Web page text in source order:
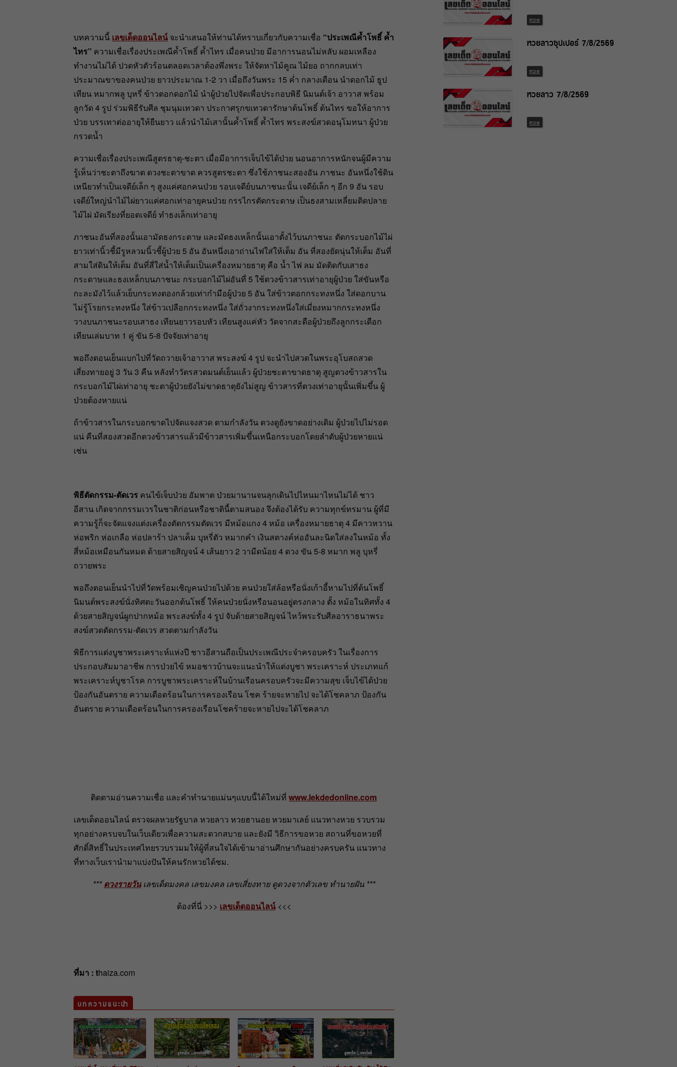
บทความนี้ เลขเด็ดออนไลน์ จะนำเสนอให้ท่านได้ทราบเกี่ยวกับความเชื่อ “ประเพณีค้ำโพธิ์ ค้ำ
ไทร” ความเชื่อเรื่องประเพณีค้ำโพธิ์ ค้ำไทร เมื่อคนป่วย มีอาการนอนไม่หลับ ผอมเหลือง
ทำงานไม่ได้ ปวดหัวตัวร้อนตลอดเวลาต้องพึ่งพระ ให้จัดหาไม้คูณ ไม้ยอ ถากกลบเท่า
ประมาณขาของคนป่วย ยาวประมาณ 1-2 วา เมื่อถึงวันพระ 15 ค่ำ กลางเดือน นำดอกไม้ ธูป
เทียน หมากพลู บุหรี่ ข้าวตอกดอกไม้ นำผู้ป่วยไปจัดเพื่อประกอบพิธี นิมนต์เจ้า อาวาส พร้อม
ลูกวัด 4 รูป ร่วมพิธีรับศีล ชุมนุมเทวดา ประกาศรุกขเทวดารักษาต้นโพธิ์ ต้นไทร ขอให้อาการ
ป่วย บรรเทาต่ออายุให้ยืนยาว แล้วนำไม้เสานั้นค้ำโพธิ์ ค้ำไทร พระสงฆ์สวดอนุโมทนา ผู้ป่วย
กรวดน้ำ
ความเชื่อเรื่องประเพณีสูตรธาตุ-ชะตา เมื่อมีอาการเจ็บไข้ได้ป่วย นอนอาการหนักจนผู้มีความ
รู้เห็นว่าชะตาถึงฆาต ดวงชะตาขาด ควรสูตรชะตา ซึ่งใช้ภาชนะสองอัน ภาชนะ อันหนึ่งใช้ดิน
เหนียวทำเป็นเจดีย์เล็ก ๆ สูงแค่ศอกคนป่วย รอบเจดีย์บนภาชนะนั้น เจดีย์เล็ก ๆ อีก 9 อัน รอบ
เจดีย์ใหญ่นำไม้ไผ่ยาวแค่ศอกเท่าอายุคนป่วย กรรไกรตัดกระดาษ เป็นธงสามเหลี่ยมติดปลาย
ไม้ไผ่ มัดเรียงที่ยอดเจดีย์ ทำธงเล็กเท่าอายุ
ภาชนะอันที่สองนั้นเอามัดธงกระดาษ และมัดธงเหล็กนั้นเอาตั้งไว้บนภาชนะ ตัดกระบอกไม้ไผ่
ยาวเท่านิ้วชี้มีรูหลวมนิ้วชี้ผู้ป่วย 5 อัน อันหนึ่งเอาถ่านไฟใส่ให้เต็ม อัน ที่สองยัดนุ่นให้เต็ม อันที่
สามใส่ดินให้เต็ม อันที่สี่ใส่น้ำให้เต็มเป็นเครื่องหมายธาตุ คือ น้ำ ไฟ ลม มัดติดกับเสาธง
กระดาษและธงเหล็กบนภาชนะ กระบอกไม้ไผ่อันที่ 5 ใช้ตวงข้าวสารเท่าอายุผู้ป่วย ใส่ขันหรือ
กะละมังไว้แล้วเย็บกระทงตองกล้วยเท่ากำมือผู้ป่วย 5 อัน ใส่ข้าวตอกกระทงหนึ่ง ใส่ดอกบาน
ไม่รู้โรยกระทงหนึ่ง ใส่ข้าวเปลือกกระทงหนึ่ง ใส่ถั่วงากระทงหนึ่งใส่เมี่ยงหมากกระทงหนึ่ง
วางบนภาชนะรอบเสาธง เทียนยาวรอบหัว เทียนสูงแค่หัว วัดจากสะดือผู้ป่วยถึงลูกกระเดือก
เทียนเล่มบาท 1 คู่ ขัน 5-8 ปัจจัยเท่าอายุ
พอถึงตอนเย็นแบกไปที่วัดถวายเจ้าอาวาส พระสงฆ์ 4 รูป จะนำไปสวดในพระอุโบสถสวด
เสี่ยงทายอยู่ 3 วัน 3 คืน หลังทำวัตรสวดมนต์เย็นแล้ว ผู้ป่วยชะตาขาดธาตุ สูญตวงข้าวสารใน
กระบอกไม้ไผ่เท่าอายุ ชะตาผู้ป่วยยังไม่ขาดธาตุยังไม่สูญ ข้าวสารที่ตวงเท่าอายุนั้นเพิ่มขึ้น ผู้
ป่วยต้องหายแน่
ถ้าข้าวสารในกระบอกขาดไปจัดแจงสวด ตามกำลังวัน ตวงดูยังขาดอย่างเดิม ผู้ป่วยไปไม่รอด
แน่ คืนที่สองสวดอีกตวงข้าวสารแล้วมีข้าวสารเพิ่มขึ้นเหนือกระบอกโดยลำดับผู้ป่วยหายแน่
เช่น
พิธีตัดกรรม-ตัดเวร คนไข้เจ็บป่วย อัมพาต ป่วยมานานจนลุกเดินไปไหนมาไหนไม่ได้ ชาว
อีสาน เกิดจากกรรมเวรในชาติก่อนหรือชาตินี้ตามสนอง จึงต้องได้รับ ความทุกข์ทรมาน ผู้ที่มี
ความรู้ก็จะจัดแจงแต่งเครื่องตัดกรรมตัดเวร มีหม้อแกง 4 หม้อ เครื่องหมายธาตุ 4 มีคาวหวาน
ห่อพริก ห่อเกลือ ห่อปลาร้า ปลาเค็ม บุหรี่ตัว หมากคำ เงินสตางค์ห่ออันละนิดใส่ลงในหม้อ ทั้ง
สี่หม้อเหมือนกันหมด ด้ายสายสิญจน์ 4 เส้นยาว 2 วามีดน้อย 4 ดวง ขัน 5-8 หมาก พลู บุหรี่
ถวายพระ
พอถึงตอนเย็นนำไปที่วัดพร้อมเชิญคนป่วยไปด้วย คนป่วยใส่ล้อหรือนั่งเก้าอี้หามไปที่ต้นโพธิ์
นิมนต์พระสงฆ์นั่งทิศตะวันออกต้นโพธิ์ ให้คนป่วยนั่งหรือนอนอยู่ตรงกลาง ตั้ง หม้อในทิศทั้ง 4
ด้วยสายสิญจน์ผูกปากหม้อ พระสงฆ์ทั้ง 4 รูป จับด้ายสายสิญจน์ ไหว้พระรับศีลอาราธนาพระ
สงฆ์สวดตัดกรรม-ตัดเวร สวดตามกำลังวัน
พิธีการแต่งบูชาพระเคราะห์แห่งปี ชาวอีสานถือเป็นประเพณีประจำครอบครัว ในเรื่องการ
ประกอบสัมมาอาชีพ การป่วยไข้ หมอชาวบ้านจะแนะนำให้แต่งบูชา พระเคราะห์ ประเภทแก้
พระเคราะห์บูชาโรค การบูชาพระเคราะห์ในบ้านเรือนครอบครัวจะมีความสุข เจ็บไข้ได้ป่วย
ป้องกันอันตราย ความเดือดร้อนในการครองเรือน โชค ร้ายจะหายไป จะได้โชคลาภ ป้องกัน
อันตราย ความเดือดร้อนในการครองเรือนโชคร้ายจะหายไปจะได้โชคลาภ
ติดตามอ่านความเชื่อ และคำทำนายแม่นๆแบบนี้ได้ใหม่ที่www.lekdedonline.com
เลขเด็ดออนไลน์ ตรวจผลหวยรัฐบาล หวยลาว หวยฮานอย หวยมาเลย์ แนวทางหวย รวบรวม
ทุกอย่างครบจบในเว็บเดียวเพื่อความสะดวกสบาย และยังมี วิธีการขอหวย สถานที่ขอหวยที่
ศักดิ์สิทธิ์ในประเทศไทยรวบรวมมให้ผู้ที่สนใจได้เข้ามาอ่านศึกษากันอย่างครบครัน แนวทาง
ที่ทางเว็บเรานำมาแบ่งปันให้คนรักหวยได้ชม.
***ดวงรายวันเลขเด็ดมงคล เลขมงคล เลขเสี่ยงทาย ดูดวงจากตัวเลข ทำนายฝัน ***
ต้องที่นี่ >>> เลขเด็ดออนไลน์<<<
ที่มา : thaiza.com
บทความแนะนำ
หวย
หวยลาวซุปเปอร์ 7/8/2569
หวย
หวยลาว 7/8/2569
หวย